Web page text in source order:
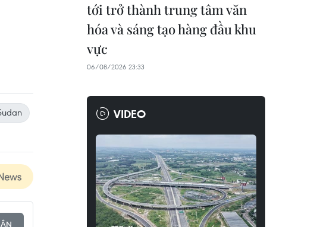
tới trở thành trung tâm văn
hóa và sáng tạo hàng đầu khu
vực
06/08/2026 23:33
VIDEO